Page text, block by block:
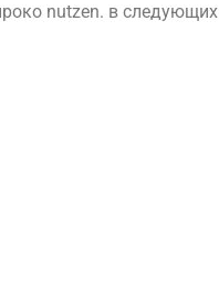
nutzen. в следующих